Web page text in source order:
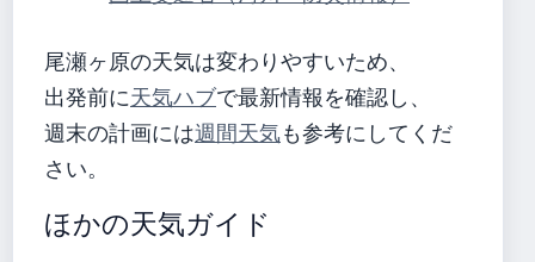
尾瀬ヶ原の天気は変わりやすいため、
出発前に天気ハブで最新情報を確認し、
週末の計画には週間天気も参考にしてくだ
さい。
ほかの天気ガイド